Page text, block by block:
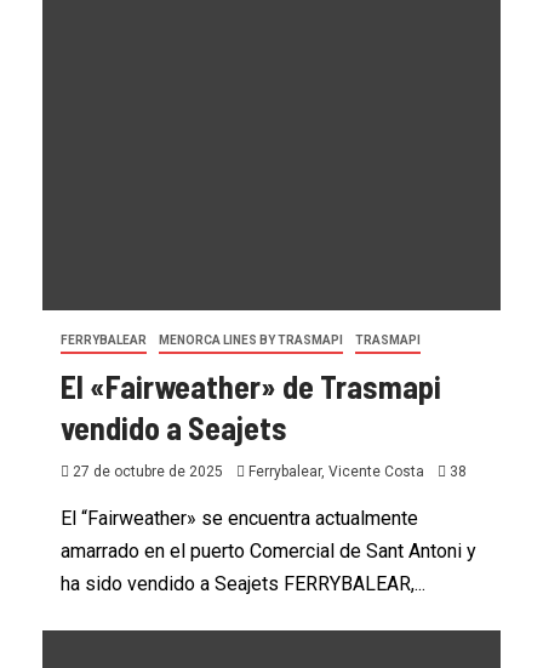
FERRYBALEAR MENORCA LINES BY TRASMAPI TRASMAPI
El «Fairweather» de Trasmapi
vendido a Seajets
27 de octubre de 2025 Ferrybalear, Vicente Costa 38
El “Fairweather» se encuentra actualmente
amarrado en el puerto Comercial de Sant Antoni y
ha sido vendido a Seajets FERRYBALEAR,...